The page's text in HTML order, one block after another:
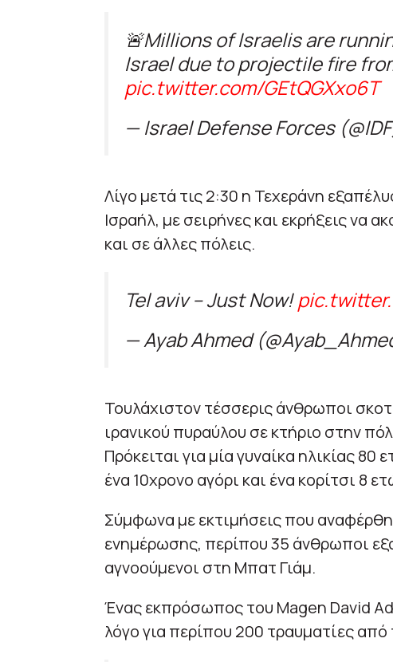
🚨Millions of Israelis are
Israel due to projectile fire
pic.twitter.com/GEtQGXxo6T
— Israel Defense Forces
Λίγο μετά τις 2:30 η Τεχεράνη
Ισραήλ, με σειρήνες και εκρήξεις να
και σε άλλες πόλεις.
Tel aviv – Just Now!
— Ayab Ahmed
Τουλάχιστον τέσσερις άνθρωποι
ιρανικού πυραύλου σε κτήριο στην
Πρόκειται για μία γυναίκα ηλικίας 80
ένα 10χρονο αγόρι και ένα κορίτσι 8
Σύμφωνα με εκτιμήσεις που
ενημέρωσης, περίπου 35 άνθρωποι
αγνοούμενοι στη Μπατ Γιάμ.
Ένας εκπρόσωπος του Magen David
λόγο για περίπου 200 τραυματίες από